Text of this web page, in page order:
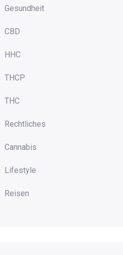
Gesundheit
CBD
HHC
THCP
THC
Rechtliches
Cannabis
Lifestyle
Reisen